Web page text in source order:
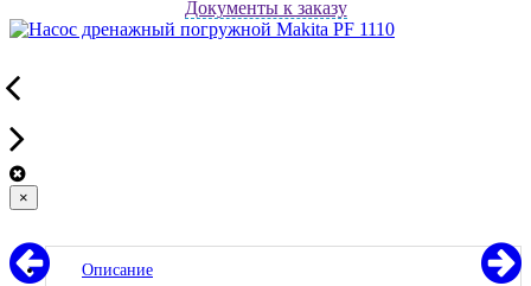
Документы к заказу
×
Описание